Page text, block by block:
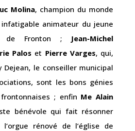
Molina, champion du monde
animateur du jeune
de Fronton ; Jean-Michel
Palos et Pierre Varges, qui,
Dejean, le conseiller municipal
sont les bons génies
; enfin Me Alain
bénévole qui fait résonner
l’orgue rénové de l’église de